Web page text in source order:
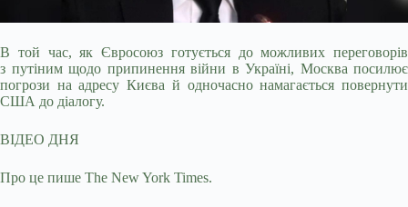
В той час, як Євросоюз готується до можливих переговорів
з путіним щодо припинення війни в Україні, Москва посилює
погрози на адресу Києва й одночасно намагається повернути
США до діалогу.
ВІДЕО ДНЯ
Про це пише The New York Times.